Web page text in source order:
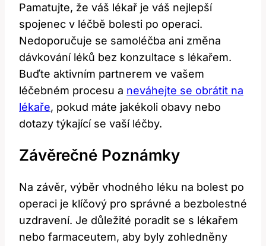
Pamatujte, že váš lékař ⁣je váš nejlepší
spojenec v léčbě bolesti po operaci.
Nedoporučuje se samoléčba ⁣ani změna
dávkování​ léků ⁤bez konzultace s lékařem.
Buďte aktivním partnerem ve vašem
léčebném ​procesu a⁤ neváhejte se obrátit na
lékaře,‍ pokud máte jakékoli ‍obavy‍ nebo
dotazy ⁤týkající ⁢se vaší léčby.
Závěrečné Poznámky
Na závěr, výběr vhodného léku na bolest po
operaci je klíčový pro správné a bezbolestné​
uzdravení. Je důležité poradit ‍se s lékařem
nebo farmaceutem, aby byly zohledněny